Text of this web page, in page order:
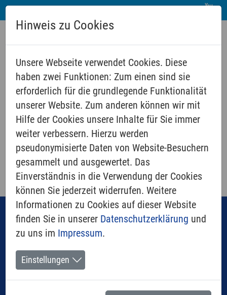
SHOP
Navigation
Kirche - Über uns
Termine
Gemeindeleben
Glaube & Leben
Hinweis zu Cookies
Unsere Webseite verwendet Cookies. Diese
haben zwei Funktionen: Zum einen sind sie
erforderlich für die grundlegende Funktionalität
unserer Website. Zum anderen können wir mit
Hilfe der Cookies unsere Inhalte für Sie immer
weiter verbessern. Hierzu werden
pseudonymisierte Daten von Website-Besuchern
gesammelt und ausgewertet. Das
Einverständnis in die Verwendung der Cookies
können Sie jederzeit widerrufen. Weitere
Informationen zu Cookies auf dieser Website
finden Sie in unserer Datenschutzerklärung und
zu uns im Impressum.
Einstellungen